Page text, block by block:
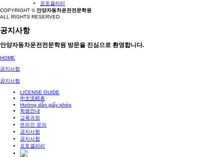
포토갤러리
COPYRIGHT © 안양자동차운전전문학원
ALL RIGHTS RESERVED.
공지사항
안양자동차운전전문학원 방문을 진심으로 환영합니다.
HOME
공지사항
공지사항
LICENSE GUIDE
中文流程表
Hướng dẫn giấy phép
학원안내
교육과정
온라인 문의
공지사항
공지사항
포토갤러리